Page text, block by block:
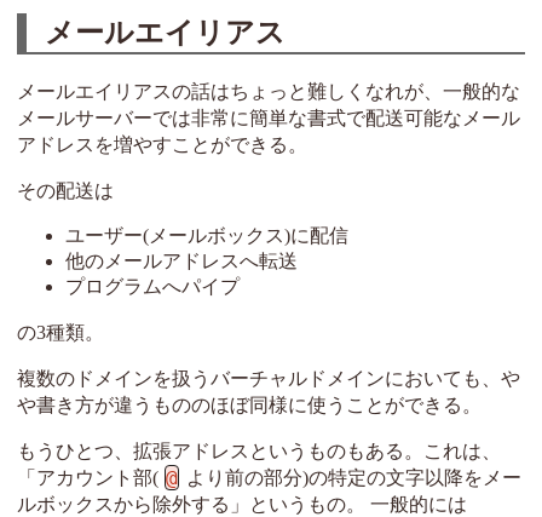
メールエイリアス
メールエイリアスの話はちょっと難しくなれが、一般的な
メールサーバーでは非常に簡単な書式で配送可能なメール
アドレスを増やすことができる。
その配送は
ユーザー(メールボックス)に配信
他のメールアドレスへ転送
プログラムへパイプ
の3種類。
複数のドメインを扱うバーチャルドメインにおいても、や
や書き方が違うもののほぼ同様に使うことができる。
もうひとつ、拡張アドレスというものもある。これは、
「アカウント部( @ より前の部分)の特定の文字以降をメー
ルボックスから除外する」というもの。 一般的には